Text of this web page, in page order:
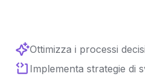
Ottimizza i processi
Implementa strategie di